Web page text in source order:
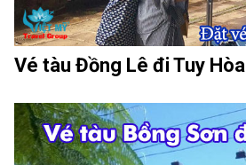
Vé tàu Đồng Lê đi Tuy Hòa